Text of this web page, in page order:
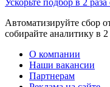
Автоматизируйте сбор
собирайте аналитику в
О компании
Наши вакансии
Партнерам